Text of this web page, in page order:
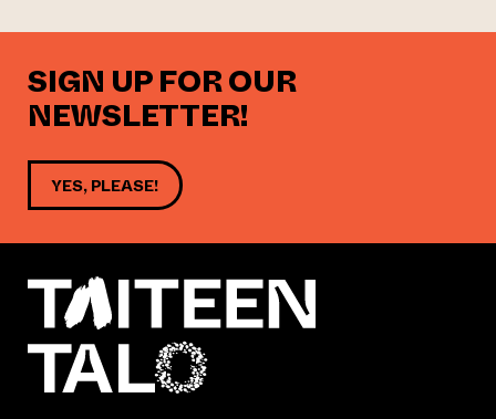
SIGN UP FOR OUR
NEWSLETTER!
YES, PLEASE!